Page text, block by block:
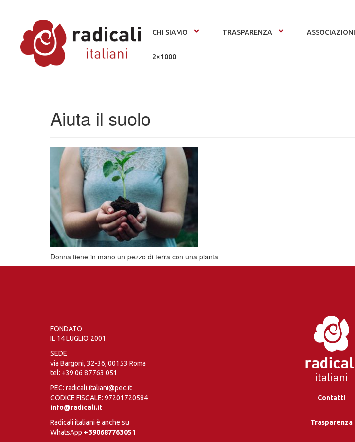
CHI SIAMO TRASPARENZA ASSOCIAZIONI
2×1000
Aiuta il suolo
Donna tiene in mano un pezzo di terra con una pianta
FONDATO
IL 14 LUGLIO 2001
SEDE
via Bargoni, 32-36, 00153 Roma
tel: +39 06 87763 051
PEC: radicali.italiani@pec.it
CODICE FISCALE: 97201720584
info@radicali.it
Radicali italiani è anche su
WhatsApp +390687763051
Contatti
Trasparenza